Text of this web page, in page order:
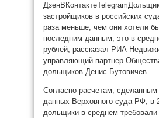
ДзенВКонтакте
застройщиков в российских
раза меньше, чем они хотели
последним данным, это в
рублей, рассказал РИА
управляющий партнер
дольщиков Денис Бутовичев.
Согласно расчетам, сделанным
данных Верховного суда РФ, в
дольщики в среднем требовали